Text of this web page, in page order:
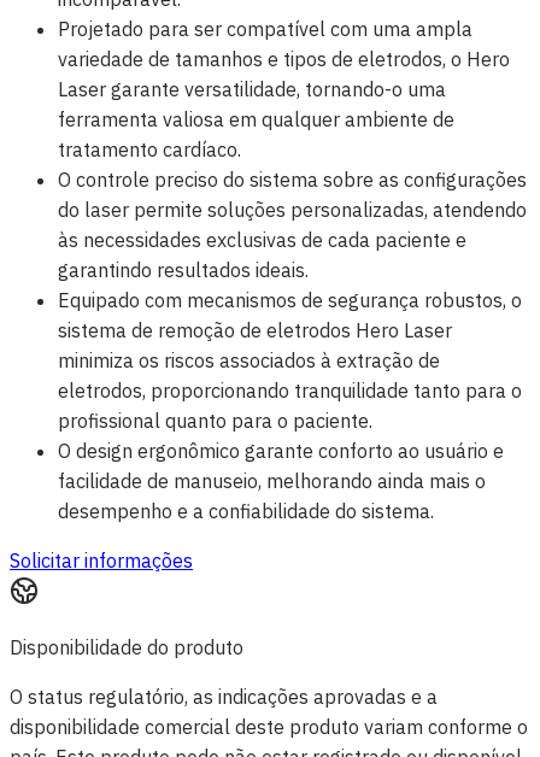
Projetado para ser compatível com uma ampla
variedade de tamanhos e tipos de eletrodos, o Hero
Laser garante versatilidade, tornando-o uma
ferramenta valiosa em qualquer ambiente de
tratamento cardíaco.
O controle preciso do sistema sobre as configurações
do laser permite soluções personalizadas, atendendo
às necessidades exclusivas de cada paciente e
garantindo resultados ideais.
Equipado com mecanismos de segurança robustos, o
sistema de remoção de eletrodos Hero Laser
minimiza os riscos associados à extração de
eletrodos, proporcionando tranquilidade tanto para o
profissional quanto para o paciente.
O design ergonômico garante conforto ao usuário e
facilidade de manuseio, melhorando ainda mais o
desempenho e a confiabilidade do sistema.
Solicitar informações
Disponibilidade do produto
O status regulatório, as indicações aprovadas e a
disponibilidade comercial deste produto variam conforme o